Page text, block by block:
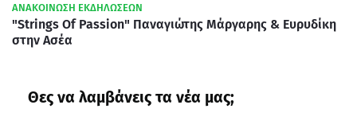
ΑΝΑΚΟΙΝΩΣΗ ΕΚΔΗΛΩΣΕΩΝ
"Strings Of Passion" Παναγιώτης Μάργαρης & Ευρυδίκη
στην Ασέα
Θες να λαμβάνεις τα νέα μας;